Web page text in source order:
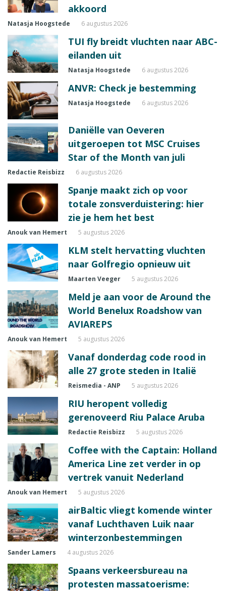
akkoord
Natasja Hoogstede 6 augustus 2026
TUI fly breidt vluchten naar ABC-
eilanden uit
Natasja Hoogstede 6 augustus 2026
ANVR: Check je bestemming
Natasja Hoogstede 6 augustus 2026
Daniëlle van Oeveren
uitgeroepen tot MSC Cruises
Star of the Month van juli
Redactie Reisbizz 6 augustus 2026
Spanje maakt zich op voor
totale zonsverduistering: hier
zie je hem het best
Anouk van Hemert 5 augustus 2026
KLM stelt hervatting vluchten
naar Golfregio opnieuw uit
Maarten Veeger 5 augustus 2026
Meld je aan voor de Around the
World Benelux Roadshow van
AVIAREPS
Anouk van Hemert 5 augustus 2026
Vanaf donderdag code rood in
alle 27 grote steden in Italië
Reismedia - ANP 5 augustus 2026
RIU heropent volledig
gerenoveerd Riu Palace Aruba
Redactie Reisbizz 5 augustus 2026
Coffee with the Captain: Holland
America Line zet verder in op
vertrek vanuit Nederland
Anouk van Hemert 5 augustus 2026
airBaltic vliegt komende winter
vanaf Luchthaven Luik naar
winterzonbestemmingen
Sander Lamers 4 augustus 2026
Spaans verkeersbureau na
protesten massatoerisme: